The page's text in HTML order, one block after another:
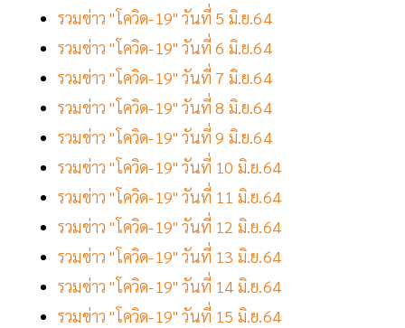
รวมข่าว "โควิด-19" วันที่ 5 มิ.ย.64
รวมข่าว "โควิด-19" วันที่ 6 มิ.ย.64
รวมข่าว "โควิด-19" วันที่ 7 มิ.ย.64
รวมข่าว "โควิด-19" วันที่ 8 มิ.ย.64
รวมข่าว "โควิด-19" วันที่ 9 มิ.ย.64
รวมข่าว "โควิด-19" วันที่ 10 มิ.ย.64
รวมข่าว "โควิด-19" วันที่ 11 มิ.ย.64
รวมข่าว "โควิด-19" วันที่ 12 มิ.ย.64
รวมข่าว "โควิด-19" วันที่ 13 มิ.ย.64
รวมข่าว "โควิด-19" วันที่ 14 มิ.ย.64
รวมข่าว "โควิด-19" วันที่ 15 มิ.ย.64